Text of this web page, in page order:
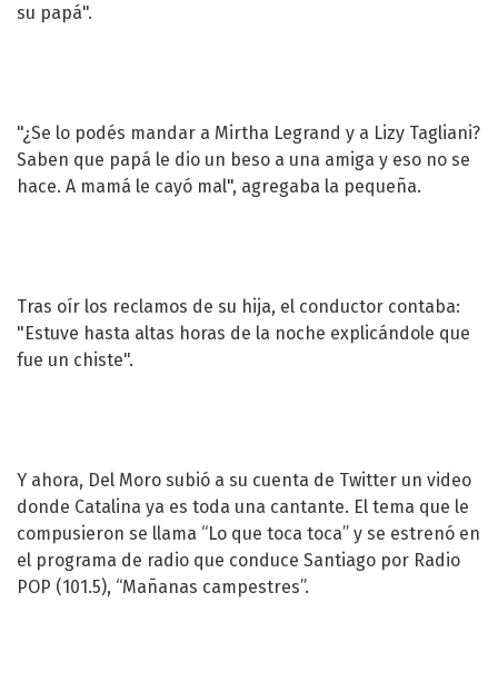
su papá".
"¿Se lo podés mandar a Mirtha Legrand y a Lizy Tagliani?
Saben que papá le dio un beso a una amiga y eso no se
hace. A mamá le cayó mal", agregaba la pequeña.
Tras oír los reclamos de su hija, el conductor contaba:
"Estuve hasta altas horas de la noche explicándole que
fue un chiste".
Y ahora, Del Moro subió a su cuenta de Twitter un video
donde Catalina ya es toda una cantante. El tema que le
compusieron se llama “Lo que toca toca” y se estrenó en
el programa de radio que conduce Santiago por Radio
POP (101.5), “Mañanas campestres”.